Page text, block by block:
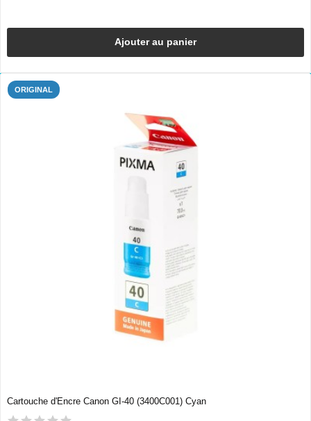
Ajouter au panier
ORIGINAL
Cartouche d'Encre Canon GI-40 (3400C001) Cyan